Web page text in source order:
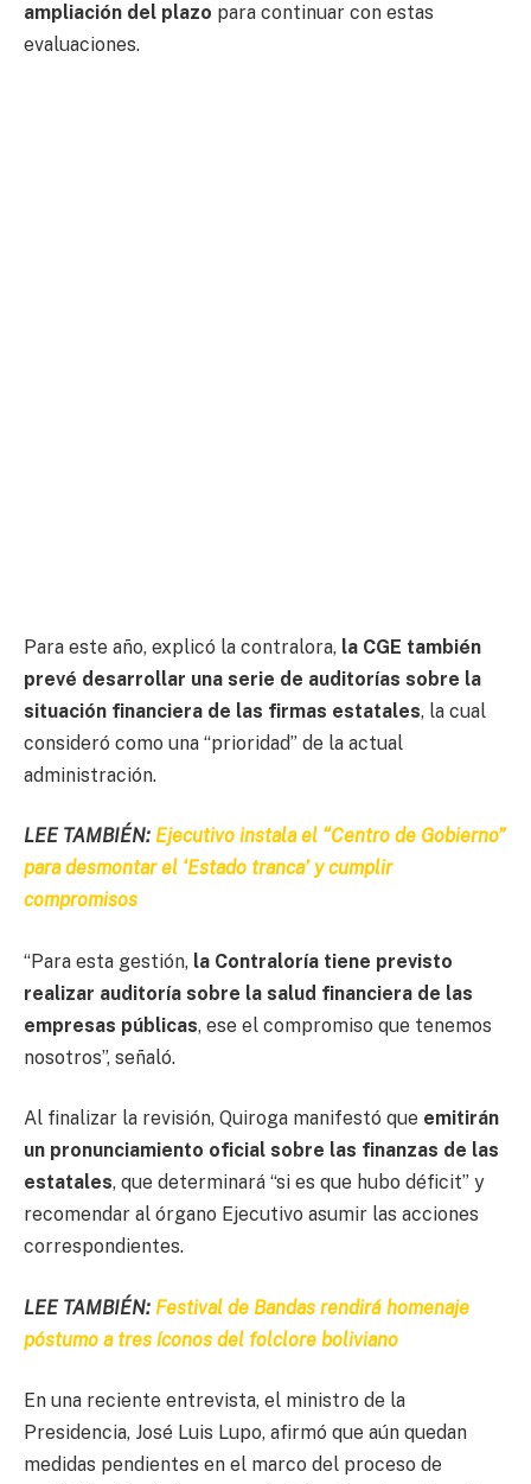
ampliación del plazo para continuar con estas
evaluaciones.
Para este año, explicó la contralora, la CGE también
prevé desarrollar una serie de auditorías sobre la
situación financiera de las firmas estatales, la cual
consideró como una “prioridad” de la actual
administración.
LEE TAMBIÉN: Ejecutivo instala el “Centro de Gobierno”
para desmontar el ‘Estado tranca’ y cumplir
compromisos
“Para esta gestión, la Contraloría tiene previsto
realizar auditoría sobre la salud financiera de las
empresas públicas, ese el compromiso que tenemos
nosotros”, señaló.
Al finalizar la revisión, Quiroga manifestó que emitirán
un pronunciamiento oficial sobre las finanzas de las
estatales, que determinará “si es que hubo déficit” y
recomendar al órgano Ejecutivo asumir las acciones
correspondientes.
LEE TAMBIÉN: Festival de Bandas rendirá homenaje
póstumo a tres íconos del folclore boliviano
En una reciente entrevista, el ministro de la
Presidencia, José Luis Lupo, afirmó que aún quedan
medidas pendientes en el marco del proceso de